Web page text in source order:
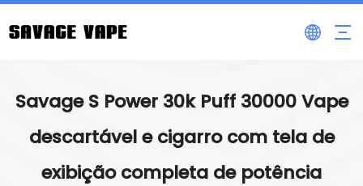
Savage S Power 30k Puff 30000 Vape
descartável e cigarro com tela de
exibição completa de potência